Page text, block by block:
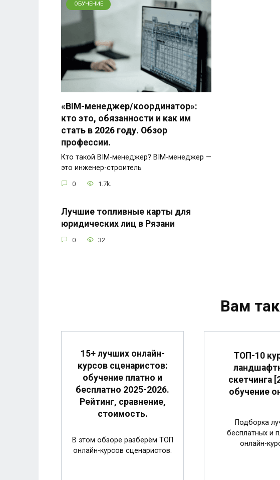
ОБУЧЕНИЕ
«BIM-менеджер/координатор»:
кто это, обязанности и как им
стать в 2026 году. Обзор
профессии.
Кто такой BIM-менеджер? BIM-менеджер —
это инженер-строитель
0 1.7k.
Лучшие топливные карты для
юридических лиц в Рязани
0 32
Вам
15+ лучших онлайн-
курсов сценаристов:
обучение платно и
бесплатно 2025-2026.
Рейтинг, сравнение,
стоимость.
В этом обзоре разберём ТОП
онлайн-курсов сценаристов.
ТОП-10
скетчинга
обучение
Подборка
бесплатных и
онлайн-